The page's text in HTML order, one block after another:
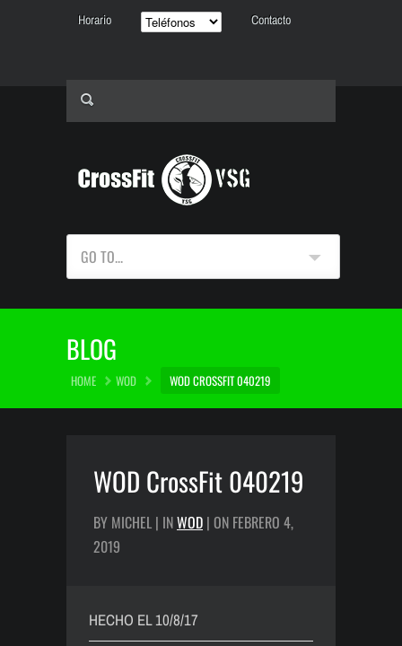
Horario Contacto
GO TO...
BLOG
HOME WOD WOD CROSSFIT 040219
WOD CrossFit 040219
BY MICHEL | INWOD | ON FEBRERO 4,
2019
HECHO EL 10/8/17